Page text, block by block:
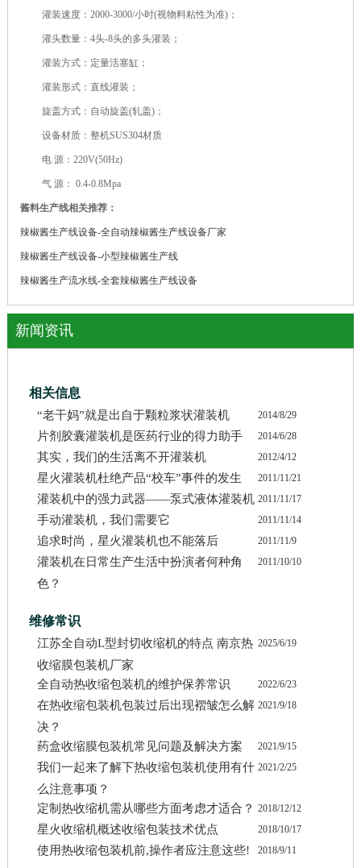
灌装速度：2000-3000/小时(视物料粘性为准)；
灌头数量：4头-8头的多头灌装；
灌装方式：定量活塞缸；
灌装形式：直线灌装；
旋盖方式：自动旋盖(轧盖)；
设备材质：整机SUS304材质
电 源：220V(50Hz)
气 源： 0.4-0.8Mpa
酱料生产线相关推荐：
辣椒酱生产线设备-全自动辣椒酱生产线设备厂家
辣椒酱生产线设备-小型辣椒酱生产线
辣椒酱生产流水线-全套辣椒酱生产线设备
新闻资讯
相关信息
2014/8/29
“老干妈”就是出自于颗粒浆状灌装机
2014/6/28
片剂胶囊灌装机是医药行业的得力助手
2012/4/12
其实，我们的生活离不开灌装机
2011/11/21
星火灌装机杜绝产品“校车”事件的发生
2011/11/17
灌装机中的强力武器——泵式液体灌装机
2011/11/14
手动灌装机，我们需要它
2011/11/9
追求时尚，星火灌装机也不能落后
2011/10/10
灌装机在日常生产生活中扮演者何种角
色？
维修常识
2025/6/19
江苏全自动L型封切收缩机的特点 南京热
收缩膜包装机厂家
2022/6/23
全自动热收缩包装机的维护保养常识
2021/9/18
在热收缩包装机包装过后出现褶皱怎么解
决？
2021/9/15
药盒收缩膜包装机常见问题及解决方案
2021/2/25
我们一起来了解下热收缩包装机使用有什
么注意事项？
2018/12/12
定制热收缩机需从哪些方面考虑才适合？
2018/10/17
星火收缩机概述收缩包装技术优点
2018/9/11
使用热收缩包装机前,操作者应注意这些!